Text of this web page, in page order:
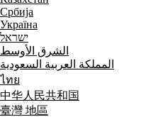
Србија
Україна
ישראל
الشرق الأوسط
المملكة العربية السعودية
ไทย
中华人民共和国
臺灣 地區